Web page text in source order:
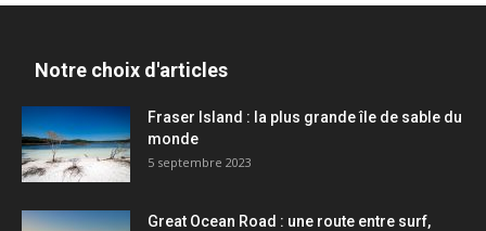
Notre choix d'articles
Fraser Island : la plus grande île de sable du
monde
5 septembre 2023
Great Ocean Road : une route entre surf,